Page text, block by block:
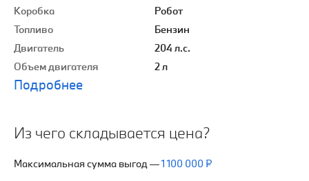
Коробка
Робот
Топливо
Бензин
Двигатель
204 л.с.
Объем двигателя
2 л
Подробнее
Из чего складывается цена?
Максимальная сумма выгод—1 100 000 ₽